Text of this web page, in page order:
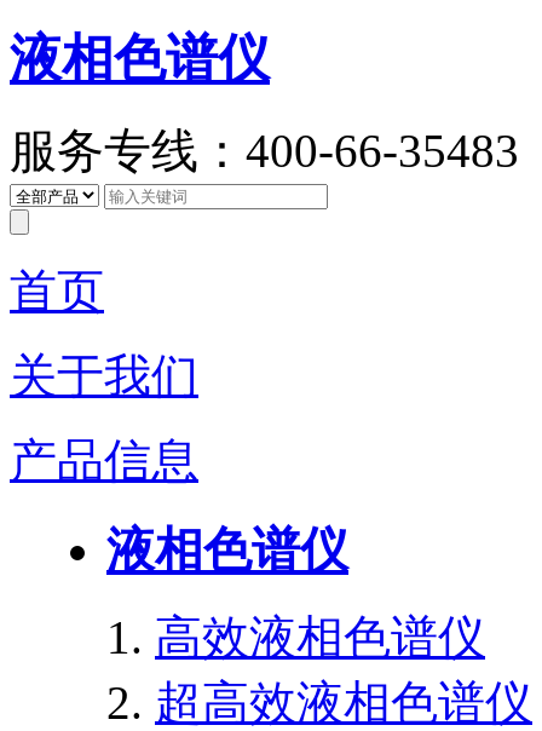
液相色谱仪
服务专线：400-66-35483
首页
关于我们
产品信息
液相色谱仪
高效液相色谱仪
超高效液相色谱仪